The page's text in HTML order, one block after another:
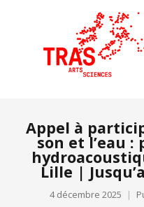
Appel à
son et l’eau
Lille |
4 décembre 2025